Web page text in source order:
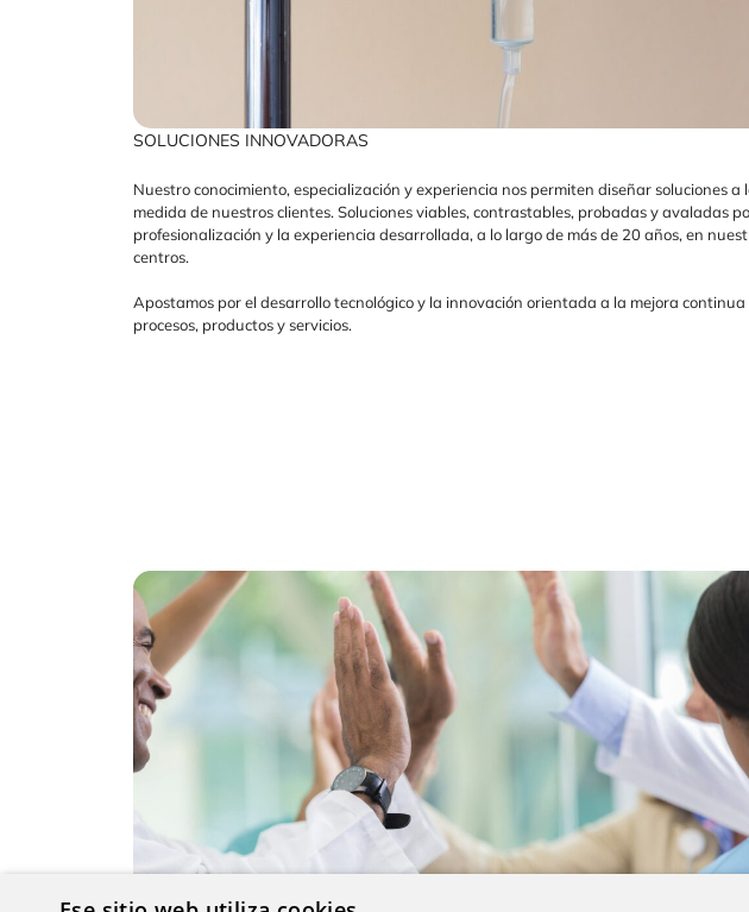
SOLUCIONES INNOVADORAS
Nuestro conocimiento, especialización y experiencia nos permiten diseñar soluciones a
medida de nuestros clientes. Soluciones viables, contrastables, probadas y avaladas
profesionalización y la experiencia desarrollada, a lo largo de más de 20 años, en
centros.
Apostamos por el desarrollo tecnológico y la innovación orientada a la mejora continua
procesos, productos y servicios.